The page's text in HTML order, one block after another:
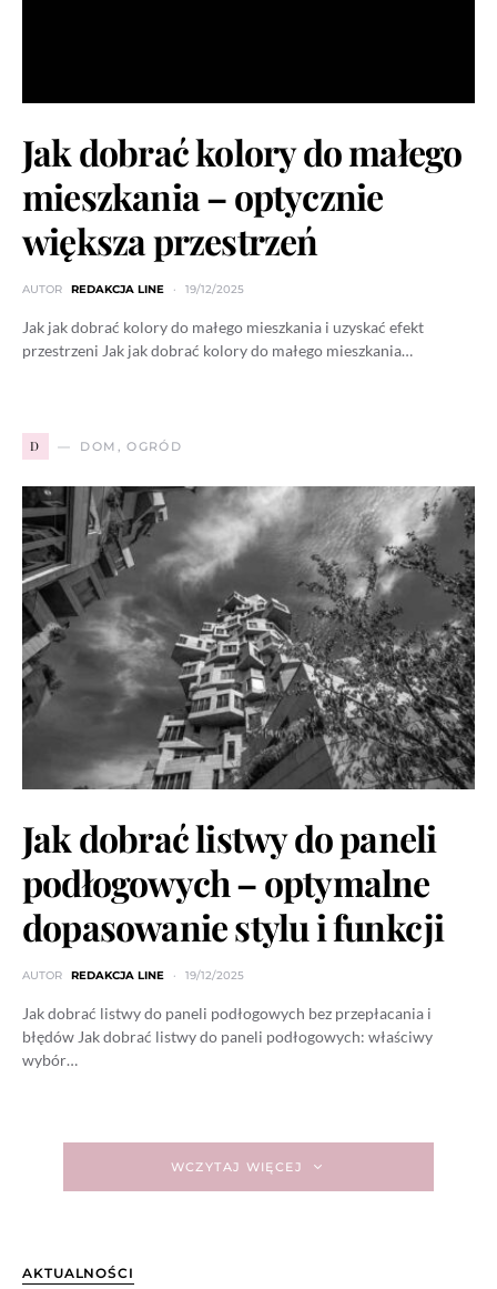
Jak dobrać kolory do małego
mieszkania – optycznie
większa przestrzeń
AUTOR REDAKCJA LINE 19/12/2025
Jak jak dobrać kolory do małego mieszkania i uzyskać efekt
przestrzeni Jak jak dobrać kolory do małego mieszkania…
D DOM, OGRÓD
Jak dobrać listwy do paneli
podłogowych – optymalne
dopasowanie stylu i funkcji
AUTOR REDAKCJA LINE 19/12/2025
Jak dobrać listwy do paneli podłogowych bez przepłacania i
błędów Jak dobrać listwy do paneli podłogowych: właściwy
wybór…
WCZYTAJ WIĘCEJ
AKTUALNOŚCI